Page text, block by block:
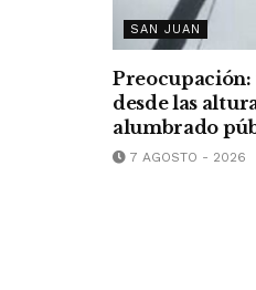
SAN JUAN
Preocupación:
desde las
alumbrado
7 AGOSTO - 2026